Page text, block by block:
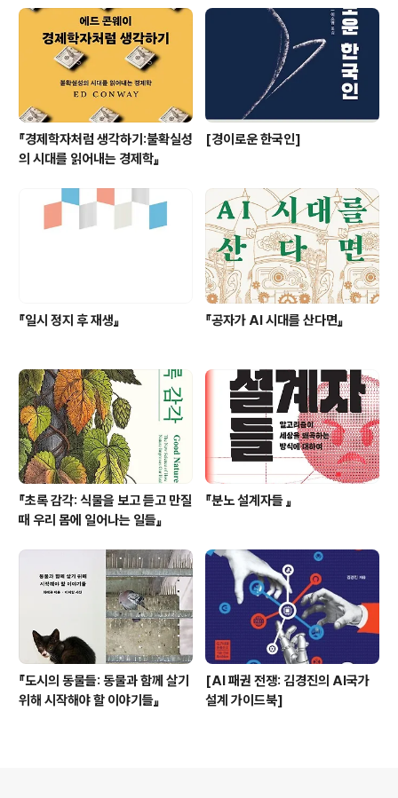
불과 함께 살아가는 새로운 방식을 배워야 한다고.📚 주요
내용 요약메가파이어의 시대: 기존 산불과는 차원이 다른
초대형 산불의 등장통제 불가능한 자연: 인간의 힘으로는
메가파이어를 막..
『경제학자처럼 생각하기:불확실성
의 시대를 읽어내는 경제학』
[경이로운 한국인]
『일시 정지 후 재생』 『공자가 AI 시대를 산다면』
『초록 감각: 식물을 보고 듣고 만질
때 우리 몸에 일어나는 일들』
『분노 설계자들 』
『도시의 동물들: 동물과 함께 살기
위해 시작해야 할 이야기들』
[AI 패권 전쟁: 김경진의 AI국가
설계 가이드북]